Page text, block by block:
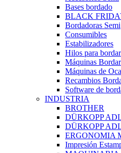
Bases bordado
BLACK
Bordadoras Semi
Consumibles
Estabilizadores
Hilos para bordar
Máquinas Bordar
Máquinas de
Recambios
Software de
INDUSTRIA
BROTHER
DÜRKOPP
DÜRKOPP
ERGONOMIA
Impresión